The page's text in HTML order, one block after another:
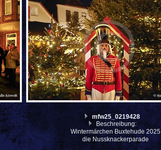
mfw25_0219428
Beschreibung:
Wintermärchen Buxtehude 2025
die Nussknackerparade